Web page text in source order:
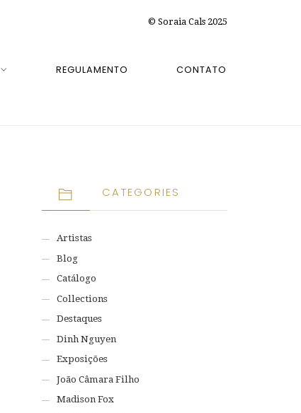
© Soraia Cals 2025
REGULAMENTO CONTATO
CATEGORIES
Artistas
Blog
Catálogo
Collections
Destaques
Dinh Nguyen
Exposições
João Câmara Filho
Madison Fox